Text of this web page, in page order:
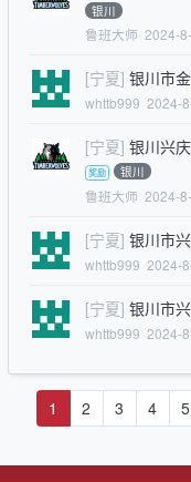
银川
鲁班大师 2024-
[宁夏] 银川市
whttb999 2024-
[宁夏] 银川兴
银川
鲁班大师 2024-
[宁夏] 银川市
whttb999 2024-
[宁夏] 银川市
whttb999 2024-
1 2 3 4 5